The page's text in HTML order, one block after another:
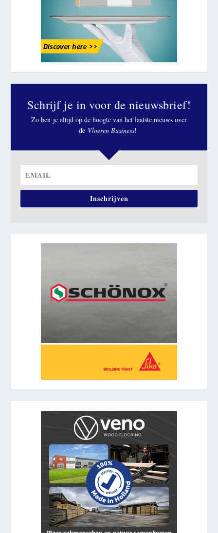
Schrijf je in voor de nieuwsbrief!
Zo ben je altijd op de hoogte van het laatste nieuws over
de Vloeren Business!
Inschrijven